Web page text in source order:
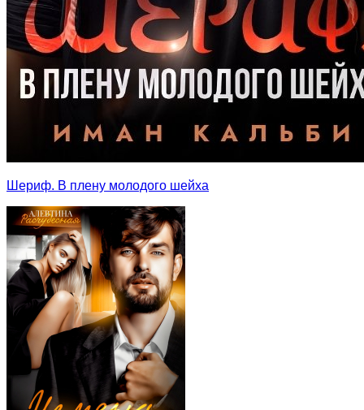
Шериф. В плену молодого шейха